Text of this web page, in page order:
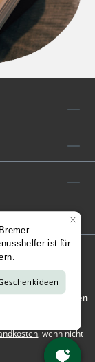
widerrufen
, wenn nicht